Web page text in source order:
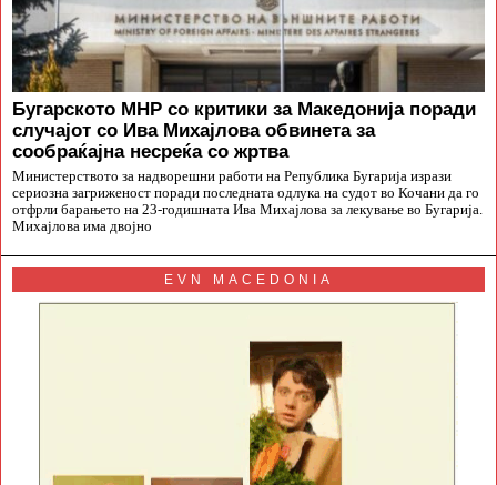
Бугарското МНР со критики за Македонија поради
случајот со Ива Михајлова обвинета за
сообраќајна несреќа со жртва
Министерството за надворешни работи на Република Бугарија изрази
сериозна загриженост поради последната одлука на судот во Кочани да го
отфрли барањето на 23-годишната Ива Михајлова за лекување во Бугарија.
Михајлова има двојно
EVN MACEDONIA